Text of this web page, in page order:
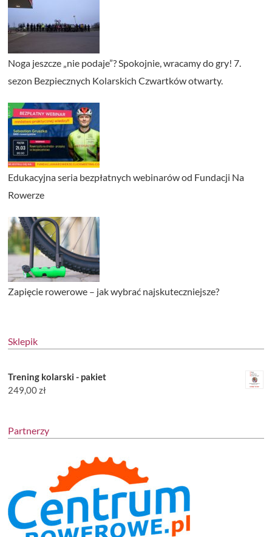
Noga jeszcze „nie podaje”? Spokojnie, wracamy do gry! 7.
sezon Bezpiecznych Kolarskich Czwartków otwarty.
Edukacyjna seria bezpłatnych webinarów od Fundacji Na
Rowerze
Zapięcie rowerowe – jak wybrać najskuteczniejsze?
Sklepik
Trening kolarski - pakiet
249,00zł
Partnerzy